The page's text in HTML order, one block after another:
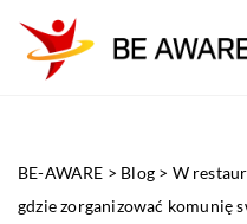
BE-AWARE > Blog > W
gdzie zorganizować komunię